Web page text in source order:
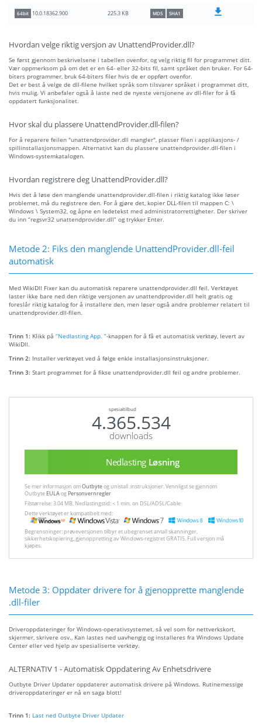
64bit 10.0.18362.900 225.3 KB MD5 SHA1
Hvordan velge riktig versjon av UnattendProvider.dll?
Se først gjennom beskrivelsene i tabellen ovenfor, og velg riktig fil for programmet ditt.
Vær oppmerksom på om det er en 64- eller 32-bits fil, samt språket den bruker. For 64-
biters programmer, bruk 64-biters filer hvis de er oppført ovenfor.
Det er best å velge de dll-filene hvilket språk som tilsvarer språket i programmet ditt,
hvis mulig. Vi anbefaler også å laste ned de nyeste versjonene av dll-filer for å få
oppdatert funksjonalitet.
Hvor skal du plassere UnattendProvider.dll-filen?
For å reparere feilen "unattendprovider.dll mangler", plasser filen i applikasjons- /
spillinstallasjonsmappen. Alternativt kan du plassere unattendprovider.dll-filen i
Windows-systemkatalogen.
Hvordan registrere deg UnattendProvider.dll?
Hvis det å løse den manglende unattendprovider.dll-filen i riktig katalog ikke løser
problemet, må du registrere den. For å gjøre det, kopier DLL-filen til mappen C: \
Windows \ System32, og åpne en ledetekst med administratorrettigheter. Der skriver
du inn “regsvr32 unattendprovider.dll” og trykker Enter.
Metode 2: Fiks den manglende UnattendProvider.dll-feil
automatisk
Med WikiDll Fixer kan du automatisk reparere unattendprovider.dll feil. Verktøyet
laster ikke bare ned den riktige versjonen av unattendprovider.dll helt gratis og
foreslår riktig katalog for å installere den, men løser også andre problemer relatert til
unattendprovider.dll-filen.
Trinn 1: Klikk på “Nedlasting App. ”-knappen for å få et automatisk verktøy, levert av
WikiDll.
Trinn 2: Installer verktøyet ved å følge enkle installasjonsinstruksjoner.
Trinn 3: Start programmet for å fikse unattendprovider.dll feil og andre problemer.
spesialtilbud
4.365.534
downloads
Nedlasting Løsning
Se mer informasjon omOutbyteog unistall :instruksjoner. Vennligst se gjennom
Outbyte EULAog Personvernregler
Filstørrelse: 3.04 MB, Nedlastingstid: < 1 min. on DSL/ADSL/Cable
Dette verktøyet er kompatibelt med:
Begrensninger: prøveversjonen tilbyr et ubegrenset antall skanninger,
sikkerhetskopiering, gjenoppretting av Windows-registret GRATIS. Full versjon må
kjøpes.
Metode 3: Oppdater drivere for å gjenopprette manglende
.dll-filer
Driveroppdateringer for Windows-operativsystemet, så vel som for nettverkskort,
skjermer, skrivere osv., Kan lastes ned uavhengig og installeres fra Windows Update
Center eller ved hjelp av spesialiserte verktøy.
ALTERNATIV 1 - Automatisk Oppdatering Av Enhetsdrivere
Outbyte Driver Updater oppdaterer automatisk drivere på Windows. Rutinemessige
driveroppdateringer er nå en saga blott!
Trinn 1: Last ned Outbyte Driver Updater